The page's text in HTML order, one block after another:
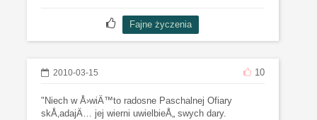
2010-03-15 10
"Niech w Å›wiÄ™to radosne Paschalnej Ofiary
skÅ‚adajÄ… jej wierni uwielbieÅ„ swych dary.